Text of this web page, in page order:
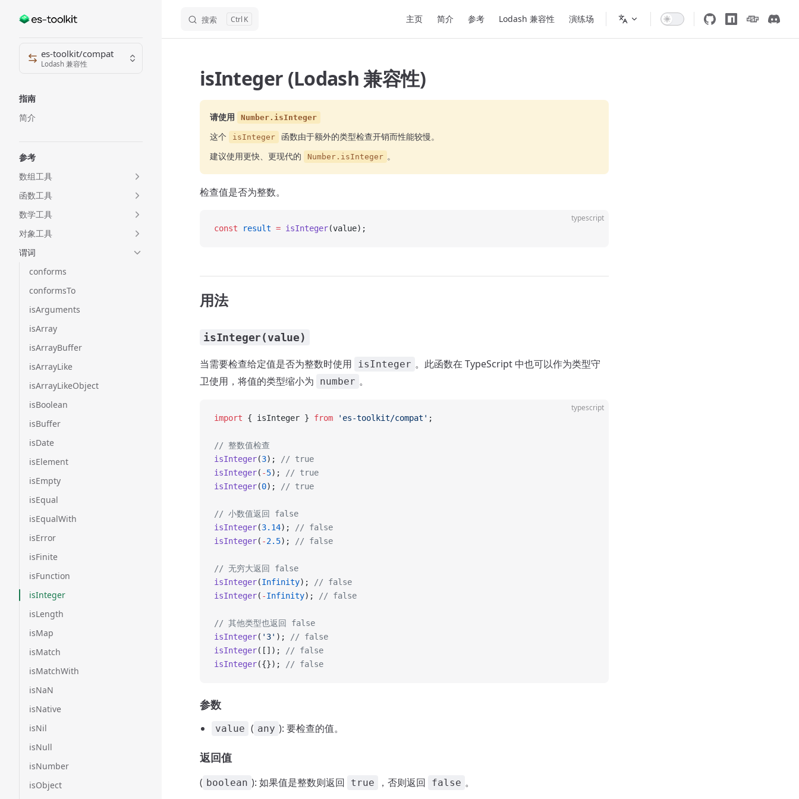
Skip to content 搜索 K 主页 简介 参考 Lodash 兼容性 演练场
Sidebar Navigation
es-toolkit/compat
Lodash 兼容性
指南
简介
参考
数组工具
函数工具
数学工具
对象工具
谓词
conforms
conformsTo
isArguments
isArray
isArrayBuffer
isArrayLike
isArrayLikeObject
isBoolean
isBuffer
isDate
isElement
isEmpty
isEqual
isEqualWith
isError
isFinite
isFunction
isInteger
isLength
isMap
isMatch
isMatchWith
isNaN
isNative
isNil
isNull
isNumber
isObject
isInteger (Lodash 兼容性)
请使用 Number.isInteger
这个 isInteger
函数由于额外的类型检查开销而性能较慢。
建议使用更快、更现代的
Number.isInteger 。
检查值是否为整数。
typescript
const result = isInteger(value);
用法
isInteger(value)
当需要检查给定值是否为整数时使用 isInteger 。此函数在 TypeScript 中也可以作为类型守
卫使用，将值的类型缩小为
number 。
typescript
import { isInteger } from 'es-toolkit/compat' ;
// 整数值检查
isInteger(3);
// true
isInteger( -5);
// true
isInteger(0); // true
// 小数值返回 false
isInteger(3.14);
// false
isInteger( -2.5); // false
// 无穷大返回 false
isInteger(Infinity);
// false
isInteger( -Infinity); // false
// 其他类型也返回 false
isInteger( '3' );
// false
isInteger([]);
// false
isInteger({}); // false
参数
value ( any ): 要检查的值。
返回值
( boolean ): 如果值是整数则返回 true ，否则返回 false 。